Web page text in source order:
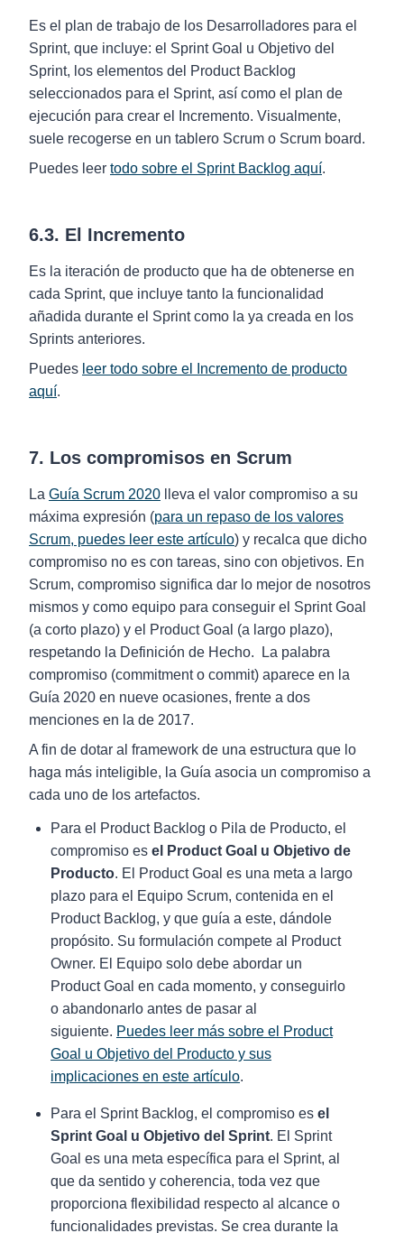
Es el plan de trabajo de los Desarrolladores para el
Sprint, que incluye: el Sprint Goal u Objetivo del
Sprint, los elementos del Product Backlog
seleccionados para el Sprint, así como el plan de
ejecución para crear el Incremento. Visualmente,
suele recogerse en un tablero Scrum o Scrum board.
Puedes leer todo sobre el Sprint Backlog aquí.
6.3. El Incremento
Es la iteración de producto que ha de obtenerse en
cada Sprint, que incluye tanto la funcionalidad
añadida durante el Sprint como la ya creada en los
Sprints anteriores.
Puedes leer todo sobre el Incremento de producto
aquí.
7. Los compromisos en Scrum
La Guía Scrum 2020 lleva el valor compromiso a su
máxima expresión (para un repaso de los valores
Scrum, puedes leer este artículo) y recalca que dicho
compromiso no es con tareas, sino con objetivos. En
Scrum, compromiso significa dar lo mejor de nosotros
mismos y como equipo para conseguir el Sprint Goal
(a corto plazo) y el Product Goal (a largo plazo),
respetando la Definición de Hecho. La palabra
compromiso (commitment o commit) aparece en la
Guía 2020 en nueve ocasiones, frente a dos
menciones en la de 2017.
A fin de dotar al framework de una estructura que lo
haga más inteligible, la Guía asocia un compromiso a
cada uno de los artefactos.
Para el Product Backlog o Pila de Producto, el
compromiso es el Product Goal u Objetivo de
Producto. El Product Goal es una meta a largo
plazo para el Equipo Scrum, contenida en el
Product Backlog, y que guía a este, dándole
propósito. Su formulación compete al Product
Owner. El Equipo solo debe abordar un
Product Goal en cada momento, y conseguirlo
o abandonarlo antes de pasar al
siguiente. Puedes leer más sobre el Product
Goal u Objetivo del Producto y sus
implicaciones en este artículo.
Para el Sprint Backlog, el compromiso es el
Sprint Goal u Objetivo del Sprint. El Sprint
Goal es una meta específica para el Sprint, al
que da sentido y coherencia, toda vez que
proporciona flexibilidad respecto al alcance o
funcionalidades previstas. Se crea durante la